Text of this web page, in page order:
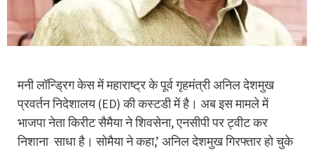
मनी लॉन्ड्रिग केस में महाराष्ट्र के पूर्व गृहमंत्री अनिल देशमुख
प्रवर्तन निदेशालय (ED) की कस्टडी में है। अब इस मामले में
भाजपा नेता किरीट सैमैया ने शिवसेना, एनसीपी पर ट्वीट कर
निशाना साधा है। सोमैया ने कहा,’ अनिल देशमुख गिरफ्तार हो चुके